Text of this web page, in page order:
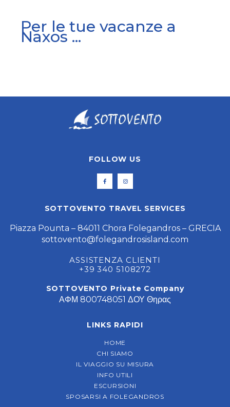
Per le tue vacanze a
Naxos ...
FOLLOW US
SOTTOVENTO TRAVEL SERVICES
Piazza Pounta – 84011 Chora Folegandros – GRECIA
sottovento@folegandrosisland.com
ASSISTENZA CLIENTI
+39 340 5108272
SOTTOVENTO Private Company
ΑΦΜ 800748051 ΔΟΥ Θηρας
LINKS RAPIDI
HOME
CHI SIAMO
IL VIAGGIO SU MISURA
INFO UTILI
ESCURSIONI
SPOSARSI A FOLEGANDROS